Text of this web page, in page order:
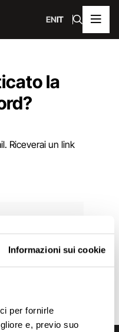
Informazioni sui cookie
per fornirle
e, previo suo
ENIT
la
Riceverai un link